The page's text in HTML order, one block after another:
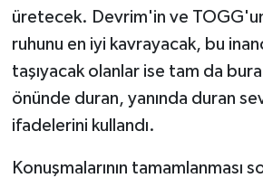
üretecek. Devrim'in ve
ruhunu en iyi kavrayacak, bu
taşıyacak olanlar ise tam da
önünde duran, yanında duran
ifadelerini kullandı.
Konuşmalarının tamamlanması